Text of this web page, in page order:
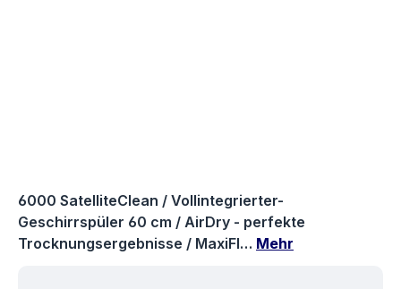
6000 SatelliteClean / Vollintegrierter-
Geschirrspüler 60 cm / AirDry - perfekte
Trocknungsergebnisse / MaxiFl… Mehr